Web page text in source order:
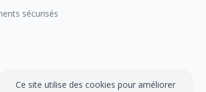
sécurisés
Ce site utilise des cookies pour améliorer